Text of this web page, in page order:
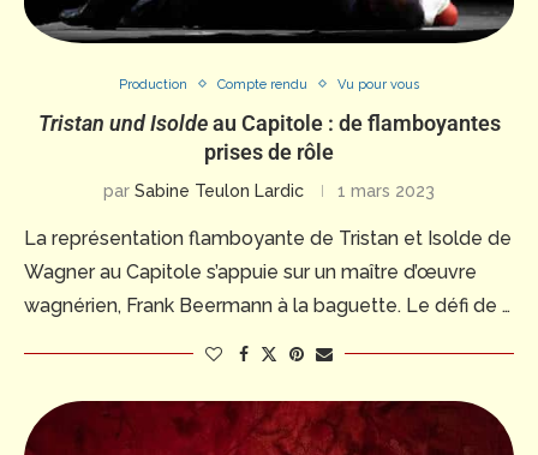
Production Compte rendu Vu pour vous
Tristan und Isoldeau Capitole : de flamboyantes
prises de rôle
par Sabine Teulon Lardic 1 mars 2023
La représentation flamboyante de Tristan et Isolde de
Wagner au Capitole s’appuie sur un maître d’œuvre
wagnérien, Frank Beermann à la baguette. Le défi de …